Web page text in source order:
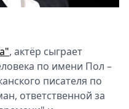
, актёр сыграет
по имени Пол –
писателя по
ответственной за